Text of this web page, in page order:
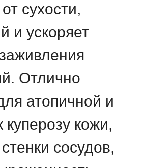
сухости,
и ускоряет
Отлично
атопичной и
куперозу кожи,
сосудов,